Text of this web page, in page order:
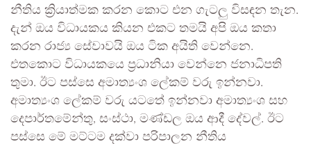
නීතිය ක්‍රියාත්මක කරන කොට එන ගැටලු විසඳන තැන.
දැන් ඔය විධායකය කියන එකට තමයි අපි ඔය කතා
කරන රාජ්‍ය සේවාවයි ඔය ටික අයිති වෙන්නෙ.
එතකොට විධායකයෙ ප්‍රධානියා වෙන්නෙ ජනාධිපති
තුමා. ඊට පස්සෙ අමාත්‍යංශ ලේකම් වරු ඉන්නවා.
අමාත්‍යංශ ලේකම් වරු යටතේ ඉන්නවා අමාත්‍යංශ සහ
දෙපාර්තමේන්තු, සංස්ථා, මණ්ඩල ඔය ආදී දේවල්. ඊට
පස්සෙ මේ මට්ටම දක්වා පරිපාලන නීතිය